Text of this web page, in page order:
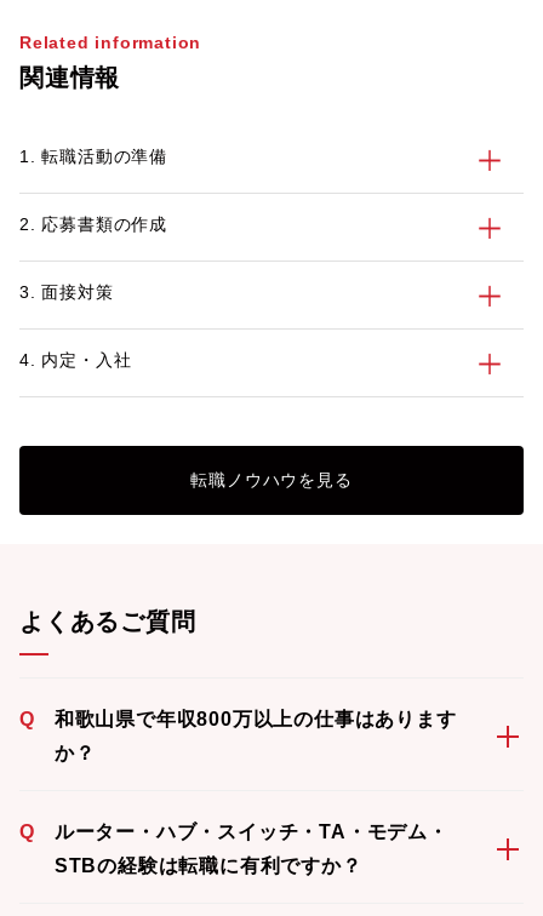
Related information
関連情報
1. 転職活動の準備
2. 応募書類の作成
3. 面接対策
4. 内定・入社
転職ノウハウを見る
よくあるご質問
Q
和歌山県で年収800万以上の仕事はあります
か？
Q
ルーター・ハブ・スイッチ・TA・モデム・
STBの経験は転職に有利ですか？